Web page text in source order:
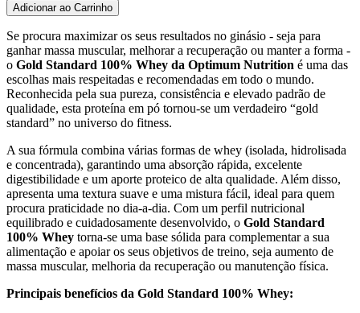
Adicionar ao Carrinho
Se procura maximizar os seus resultados no ginásio - seja para
ganhar massa muscular, melhorar a recuperação ou manter a forma -
o Gold Standard 100% Whey da Optimum Nutrition é uma das
escolhas mais respeitadas e recomendadas em todo o mundo.
Reconhecida pela sua pureza, consistência e elevado padrão de
qualidade, esta proteína em pó tornou-se um verdadeiro “gold
standard” no universo do fitness.
A sua fórmula combina várias formas de whey (isolada, hidrolisada
e concentrada), garantindo uma absorção rápida, excelente
digestibilidade e um aporte proteico de alta qualidade. Além disso,
apresenta uma textura suave e uma mistura fácil, ideal para quem
procura praticidade no dia-a-dia. Com um perfil nutricional
equilibrado e cuidadosamente desenvolvido, o Gold Standard
100% Whey torna-se uma base sólida para complementar a sua
alimentação e apoiar os seus objetivos de treino, seja aumento de
massa muscular, melhoria da recuperação ou manutenção física.
Principais benefícios da Gold Standard 100% Whey: